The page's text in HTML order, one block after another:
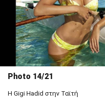
Photo 14/21
Η Gigi Hadid στην Ταϊτή